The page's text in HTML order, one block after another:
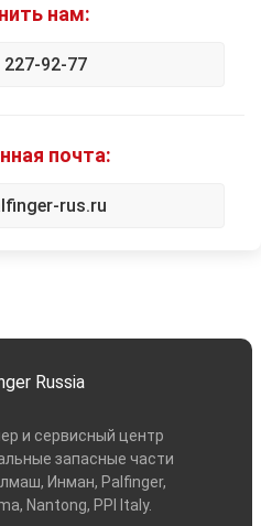
нам:
227-92-77
почта:
rus.ru